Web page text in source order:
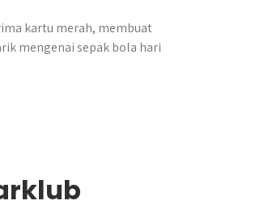
kartu merah, membuat
mengenai sepak bola hari